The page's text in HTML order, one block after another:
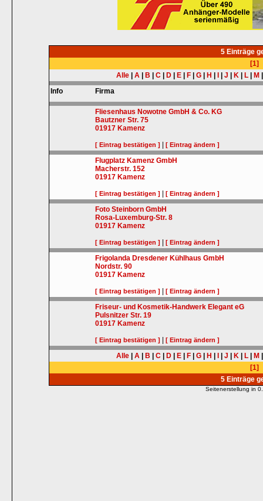
5 Einträge
[1]
Alle
A B C D E F G H J K L M
Info
Firma
Fliesenhaus Nowotne GmbH & Co. KG
Bautzner Str. 75
01917 Kamenz
[ Eintrag bestätigen ] |[ Eintrag ändern ]
Flugplatz Kamenz GmbH
Macherstr. 152
01917 Kamenz
[ Eintrag bestätigen ] |[ Eintrag ändern ]
Foto Steinborn GmbH
Rosa-Luxemburg-Str. 8
01917 Kamenz
[ Eintrag bestätigen ] |[ Eintrag ändern ]
Frigolanda Dresdener Kühlhaus GmbH
Nordstr. 90
01917 Kamenz
[ Eintrag bestätigen ] |[ Eintrag ändern ]
Friseur- und Kosmetik-Handwerk Elegant eG
Pulsnitzer Str. 19
01917 Kamenz
[ Eintrag bestätigen ] |[ Eintrag ändern ]
Alle A B C D E F G H J K L M
[1]
5 Einträge
Seitenerstellung in